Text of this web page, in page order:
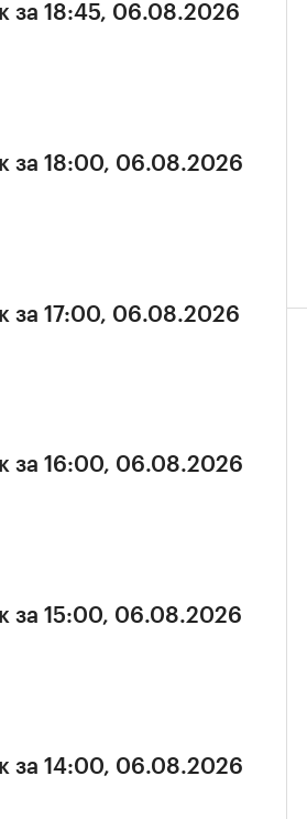
за 18:45, 06.08.2026
за 18:00, 06.08.2026
за 17:00, 06.08.2026
за 16:00, 06.08.2026
за 15:00, 06.08.2026
за 14:00, 06.08.2026